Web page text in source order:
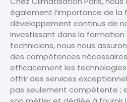
également l’importance de la
développement continus de
investissant dans la formation
techniciens, nous nous
des compétences
efficacement les
offrir des services
pas seulement compétente ;